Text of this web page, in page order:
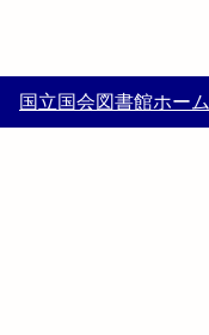
国立国会図書館ホーム